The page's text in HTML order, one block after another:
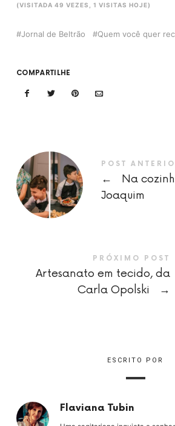
(VISITADA 49 VEZES, 1 VISITAS HOJE)
Jornal de Beltrão Quem você quer
COMPARTILHE
POST
←
Na
Joaquim
PRÓXIMO POST
Artesanato em tecido, da
Carla Opolski
→
ESCRITO POR
Flaviana Tubin